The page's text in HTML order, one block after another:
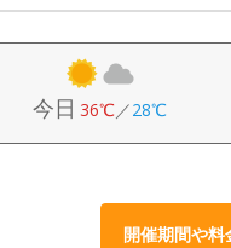
今日 36℃／28℃
開催期間や